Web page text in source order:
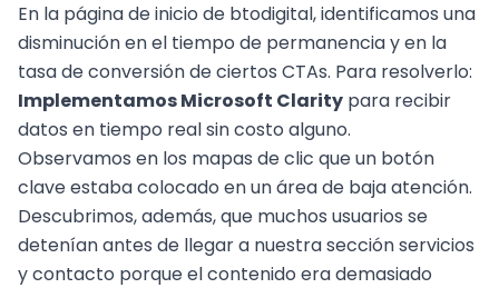
En la página de inicio de btodigital, identificamos una
disminución en el tiempo de permanencia y en la
tasa de conversión de ciertos CTAs. Para resolverlo:
Implementamos Microsoft Clarity para recibir
datos en tiempo real sin costo alguno.
Observamos en los mapas de clic que un botón
clave estaba colocado en un área de baja atención.
Descubrimos, además, que muchos usuarios se
detenían antes de llegar a nuestra sección servicios
y contacto porque el contenido era demasiado